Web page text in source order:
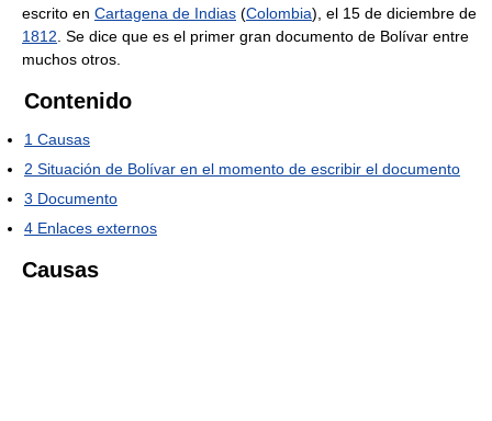
escrito en Cartagena de Indias (Colombia), el 15 de diciembre de
1812 . Se dice que es el primer gran documento de Bolívar entre
muchos otros.
Contenido
1 Causas
2 Situación de Bolívar en el momento de escribir el documento
3 Documento
4 Enlaces externos
Causas